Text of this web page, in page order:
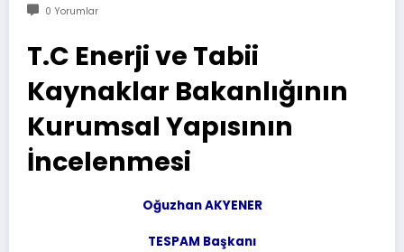
0 Yorumlar
T.C Enerji ve Tabii
Kaynaklar Bakanlığının
Kurumsal Yapısının
İncelenmesi
Oğuzhan AKYENER
TESPAM Başkanı